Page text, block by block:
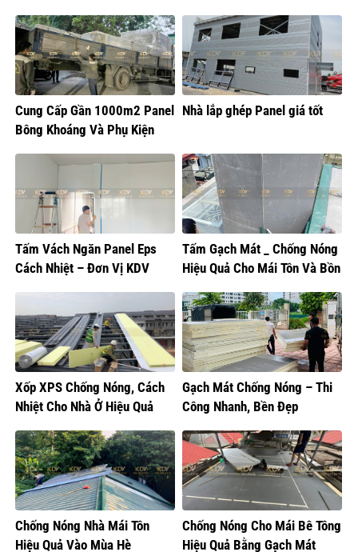
Cung Cấp Gần 1000m2 Panel
Bông Khoáng Và Phụ Kiện
Nhà lắp ghép Panel giá tốt
Tấm Vách Ngăn Panel Eps
Cách Nhiệt – Đơn Vị KDV
Tấm Gạch Mát _ Chống Nóng
Hiệu Quả Cho Mái Tôn Và Bồn
Xốp XPS Chống Nóng, Cách
Nhiệt Cho Nhà Ở Hiệu Quả
Gạch Mát Chống Nóng – Thi
Công Nhanh, Bền Đẹp
Chống Nóng Nhà Mái Tôn
Hiệu Quả Vào Mùa Hè
Chống Nóng Cho Mái Bê Tông
Hiệu Quả Bằng Gạch Mát